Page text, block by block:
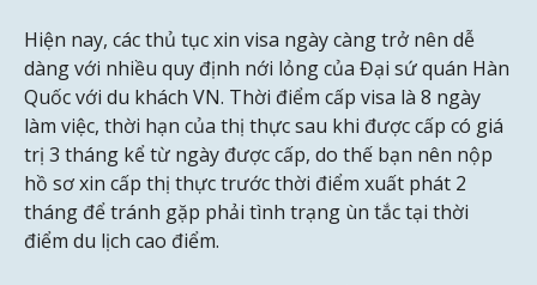
Hiện nay, các thủ tục xin visa ngày càng trở nên dễ
dàng với nhiều quy định nới lỏng của Đại sứ quán Hàn
Quốc với du khách VN. Thời điểm cấp visa là 8 ngày
làm việc, thời hạn của thị thực sau khi được cấp có giá
trị 3 tháng kể từ ngày được cấp, do thế bạn nên nộp
hồ sơ xin cấp thị thực trước thời điểm xuất phát 2
tháng để tránh gặp phải tình trạng ùn tắc tại thời
điểm du lịch cao điểm.